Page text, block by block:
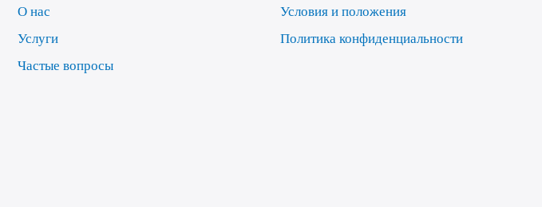
О нас
Услуги
Частые вопросы
Условия и положения
Политика конфиденциальности